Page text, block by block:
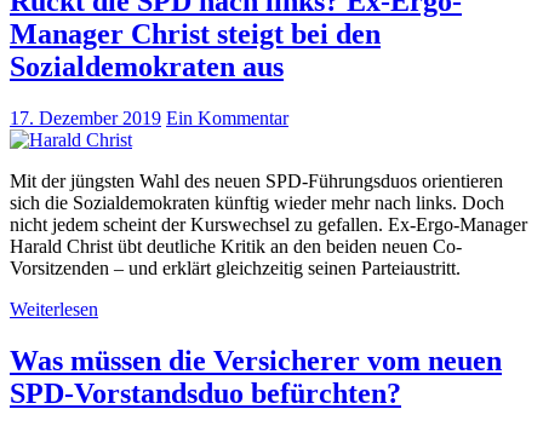
Manager Christ steigt bei den
Sozialdemokraten aus
17. Dezember 2019 Ein Kommentar
Mit der jüngsten Wahl des neuen SPD-Führungsduos orientieren
sich die Sozialdemokraten künftig wieder mehr nach links. Doch
nicht jedem scheint der Kurswechsel zu gefallen. Ex-Ergo-Manager
Harald Christ übt deutliche Kritik an den beiden neuen Co-
Vorsitzenden – und erklärt gleichzeitig seinen Parteiaustritt.
Weiterlesen
Was müssen die Versicherer vom neuen
SPD-Vorstandsduo befürchten?